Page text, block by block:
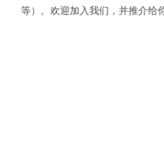
等）。欢迎加入我们，并推介给